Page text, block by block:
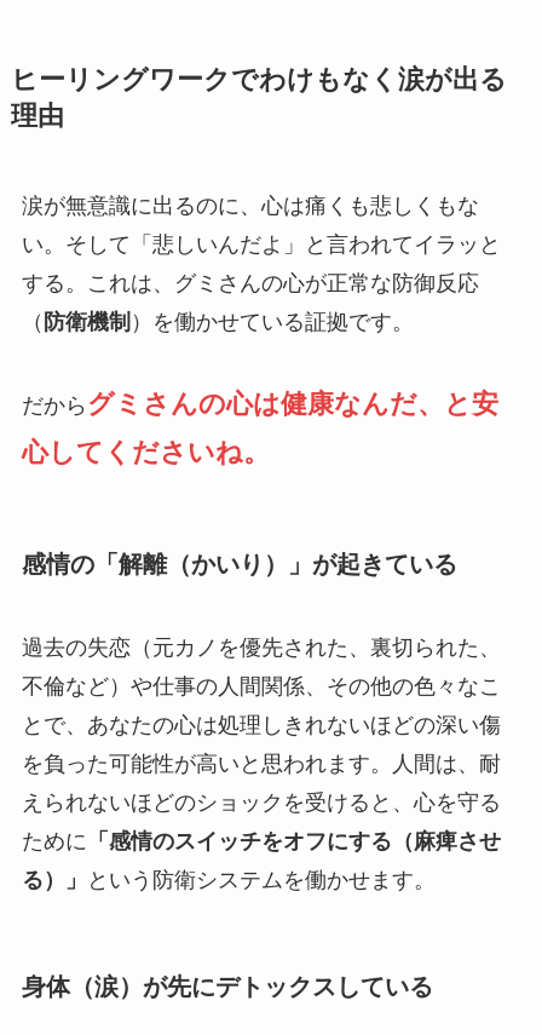
ヒーリングワークでわけもなく涙が出る
理由
涙が無意識に出るのに、心は痛くも悲しくもな
い。そして「悲しいんだよ」と言われてイラッと
する。これは、グミさんの心が正常な防御反応
（ 防衛機制 ）を働かせている証拠です。
だから グミさんの心は健康なんだ、と安
心してくださいね。
感情の「解離（かいり）」が起きている
過去の失恋（元カノを優先された、裏切られた、
不倫など）や仕事の人間関係、その他の色々なこ
とで、あなたの心は処理しきれないほどの深い傷
を負った可能性が高いと思われます。人間は、耐
えられないほどのショックを受けると、心を守る
ために 「感情のスイッチをオフにする（麻痺させ
る）」
という防衛システムを働かせます。
身体（涙）が先にデトックスしている